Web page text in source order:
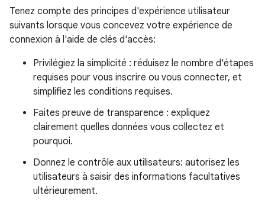
Tenez compte des principes d'expérience utilisateur
suivants lorsque vous concevez votre expérience de
connexion à l'aide de clés d'accès:
Privilégiez la simplicité : réduisez le nombre d'étapes
requises pour vous inscrire ou vous connecter, et
simplifiez les conditions requises.
Faites preuve de transparence : expliquez
clairement quelles données vous collectez et
pourquoi.
Donnez le contrôle aux utilisateurs: autorisez les
utilisateurs à saisir des informations facultatives
ultérieurement.